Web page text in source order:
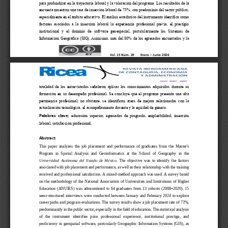
Vol. 15Núm. 29 Enero –Junio 2026
para profundizar en la trayectoria laboral y la valoración del programa. Los resultados de la
encuesta muestran una tasa de inserción laboral de 73%, con predominio del sector público,
especialmente en el ámbito educativo. El análisis estadístico del instrumento identifica como
factores  asociados  a  la  inserción  laboral la  experiencia  profesional  previa,  el  prestigio
institucional  y  el  dominio  de  software  geoespacial,  particularmente  los  Sistemas  de
Información Geográfica (SIG). Asimismo, más del 80% de los egresados encuestados y la
totalidad  de  los  entrevistados  señalaron  aplicar  los  conocimientos  adquiridos  durante  su
formación en su desempeño profesional. Se concluye que el programa presenta una alta
pertinencia  profesional;  no  obstante,  se  identifican  áreas  de  mejora  relacionadas  con  la
actualización tecnológica, el acompañamiento docente y la equidad de género.
Palabras clave: educación  superior,  egresados  de  posgrado,  empleabilidad,  inserción
laboral, satisfacción profesional.
Abstract
This  paper  analyzes  the  job  placement  and  performance  of  graduates  from  the  Master's
Program  in  Spatial  Analysis  and  Geoinformatics  at  the  School  of  Geography  in  the
Universidad  Autónoma  del  Estado  de  México.  The  objective  was  to  identify  the  factors
associated with job placement and performance, as well as their relationship with the training
received and professional satisfaction. A mixed-method approach was used. A survey based
on the methodology of the National Association  of Universities  and  Institutions of Higher
Education  (ANUIES)  was  administered  to  64  graduates  from  13  cohorts  (2008–2020).  15
semi-structured interviews were conducted between January and February 2024 to explore
career paths and program evaluations. The survey results show a job placement rate of 73%,
predominantly in the public sector, especially in the field of education. The statistical analysis
of   the   instrument   identifies   prior   professional   experience,   institutional   prestige,   and
proficiency  in  geospatial  software,  particularly  Geographic  Information  Systems  (GIS),  as